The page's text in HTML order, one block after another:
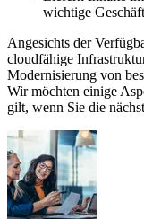
wichtige
Angesichts der
cloudfähige
Modernisierung von
Wir möchten einige
gilt, wenn Sie die